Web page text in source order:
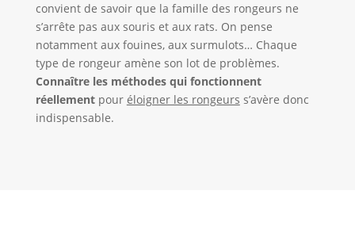
convient de savoir que la famille des rongeurs ne
s’arrête pas aux souris et aux rats. On pense
notamment aux fouines, aux surmulots… Chaque
type de rongeur amène son lot de problèmes.
Connaître les méthodes qui fonctionnent
réellementpour éloigner les rongeurs s’avère donc
indispensable.